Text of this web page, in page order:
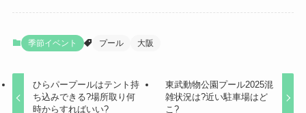
季節イベント プール 大阪
ひらパープールはテント持
ち込みできる?場所取り何
時からすればいい?
東武動物公園プール2025混
雑状況は?近い駐車場はど
こ?